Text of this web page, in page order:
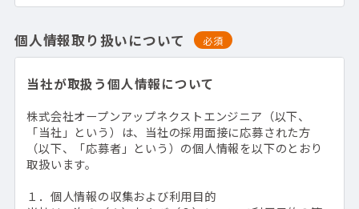
個人情報取り扱いについて 必須
当社が取扱う個人情報について
株式会社オープンアップネクストエンジニア（以下、
「当社」という）は、当社の採用面接に応募された方
（以下、「応募者」という）の個人情報を以下のとおり
取扱います。
１．個人情報の収集および利用目的